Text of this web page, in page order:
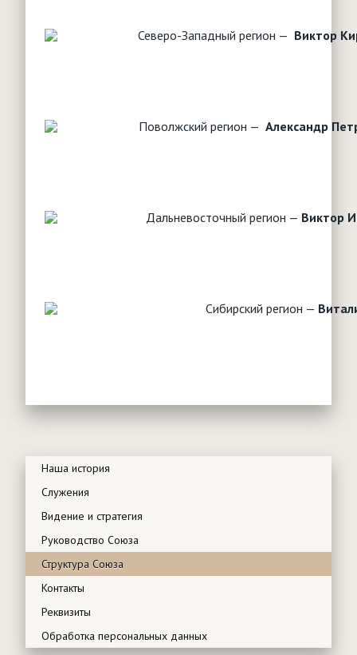
Северо-Западный регион — Виктор
Поволжский регион — Александр
Дальневосточный регион — Виктор
Сибирский регион —
Наша история
Служения
Видение и стратегия
Руководство Союза
Структура Союза
Контакты
Реквизиты
Обработка персональных данных